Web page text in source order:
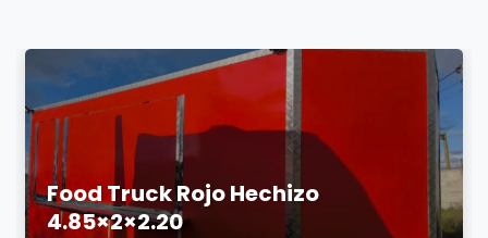
Food Truck Rojo Hechizo
4.85×2×2.20